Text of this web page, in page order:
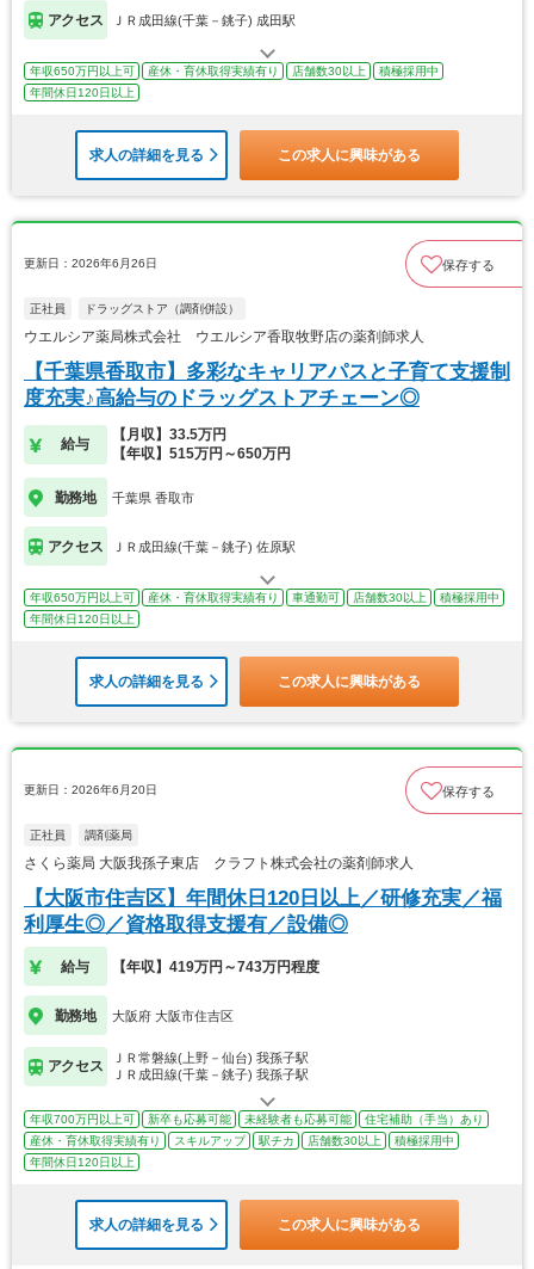
アクセス ＪＲ成田線(千葉－銚子) 成田駅
年収650万円以上可 産休・育休取得実績有り 店舗数30以上
積極採用中
年間休日120日以上
求人の詳細を見る この求人に興味がある
更新日：2026年6月26日 保存する
正社員 ドラッグストア（調剤併設）
ウエルシア薬局株式会社 ウエルシア香取牧野店の薬剤師求人
【千葉県香取市】多彩なキャリアパスと子育て支援制
度充実♪高給与のドラッグストアチェーン◎
給与
【月収】33.5万円
【年収】515万円～650万円
勤務地 千葉県 香取市
アクセス ＪＲ成田線(千葉－銚子) 佐原駅
年収650万円以上可 産休・育休取得実績有り 車通勤可 店舗数30以上
積極採用中
年間休日120日以上
求人の詳細を見る この求人に興味がある
更新日：2026年6月20日 保存する
正社員 調剤薬局
さくら薬局 大阪我孫子東店 クラフト株式会社の薬剤師求人
【大阪市住吉区】年間休日120日以上／研修充実／福
利厚生◎／資格取得支援有／設備◎
給与 【年収】419万円～743万円程度
勤務地 大阪府 大阪市住吉区
アクセス
ＪＲ常磐線(上野－仙台) 我孫子駅
ＪＲ成田線(千葉－銚子) 我孫子駅
年収700万円以上可 新卒も応募可能 未経験者も応募可能
住宅補助（手当）あり
産休・育休取得実績有り
スキルアップ 駅チカ 店舗数30以上
積極採用中
年間休日120日以上
求人の詳細を見る この求人に興味がある